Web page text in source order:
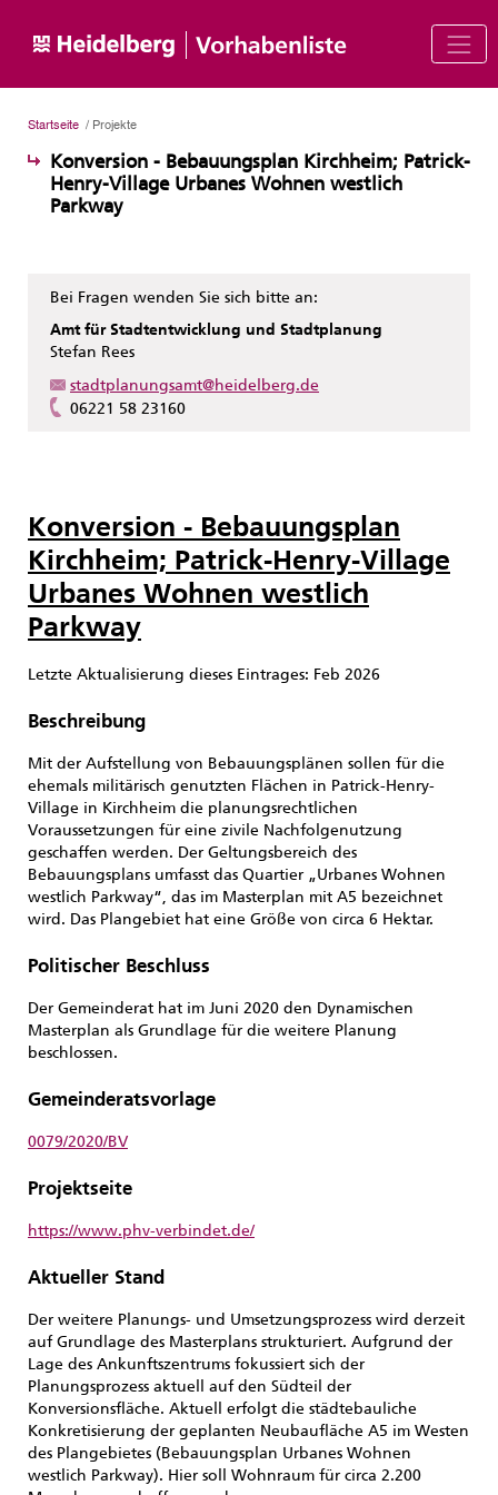
Startseite / Projekte
Konversion - Bebauungsplan Kirchheim; Patrick-
Henry-Village Urbanes Wohnen westlich
Parkway
Bei Fragen wenden Sie sich bitte an:
Amt für Stadtentwicklung und Stadtplanung
Stefan Rees
stadtplanungsamt@heidelberg.de
06221 58 23160
Konversion - Bebauungsplan
Kirchheim; Patrick-Henry-Village
Urbanes Wohnen westlich
Parkway
Letzte Aktualisierung dieses Eintrages: Feb 2026
Beschreibung
Mit der Aufstellung von Bebauungsplänen sollen für die
ehemals militärisch genutzten Flächen in Patrick-Henry-
Village in Kirchheim die planungsrechtlichen
Voraussetzungen für eine zivile Nachfolgenutzung
geschaffen werden. Der Geltungsbereich des
Bebauungsplans umfasst das Quartier „Urbanes Wohnen
westlich Parkway“, das im Masterplan mit A5 bezeichnet
wird. Das Plangebiet hat eine Größe von circa 6 Hektar.
Politischer Beschluss
Der Gemeinderat hat im Juni 2020 den Dynamischen
Masterplan als Grundlage für die weitere Planung
beschlossen.
Gemeinderatsvorlage
0079/2020/BV
Projektseite
https://www.phv-verbindet.de/
Aktueller Stand
Der weitere Planungs- und Umsetzungsprozess wird derzeit
auf Grundlage des Masterplans strukturiert. Aufgrund der
Lage des Ankunftszentrums fokussiert sich der
Planungsprozess aktuell auf den Südteil der
Konversionsfläche. Aktuell erfolgt die städtebauliche
Konkretisierung der geplanten Neubaufläche A5 im Westen
des Plangebietes (Bebauungsplan Urbanes Wohnen
westlich Parkway). Hier soll Wohnraum für circa 2.200